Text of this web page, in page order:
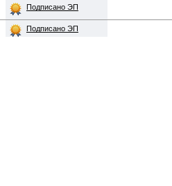
Подписано ЭП
Подписано ЭП